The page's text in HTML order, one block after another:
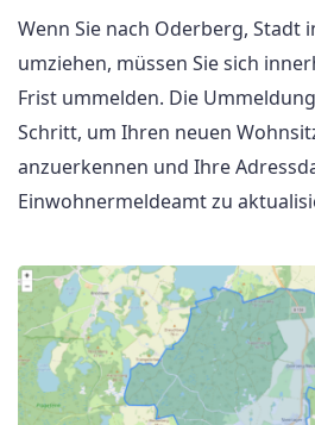
Wenn Sie nach Oderberg, Stadt
umziehen, müssen Sie sich
Frist ummelden. Die
Schritt, um Ihren neuen
anzuerkennen und Ihre
Einwohnermeldeamt zu